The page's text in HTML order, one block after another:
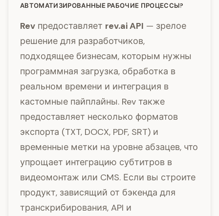
АВТОМАТИЗИРОВАННЫЕ РАБОЧИЕ ПРОЦЕССЫ?
Rev предоставляет rev.ai API — зрелое
решение для разработчиков,
подходящее бизнесам, которым нужны
программная загрузка, обработка в
реальном времени и интеграция в
кастомные пайплайны. Rev также
предоставляет несколько форматов
экспорта (TXT, DOCX, PDF, SRT) и
временные метки на уровне абзацев, что
упрощает интеграцию субтитров в
видеомонтаж или CMS. Если вы строите
продукт, зависящий от бэкенда для
транскрибирования, API и